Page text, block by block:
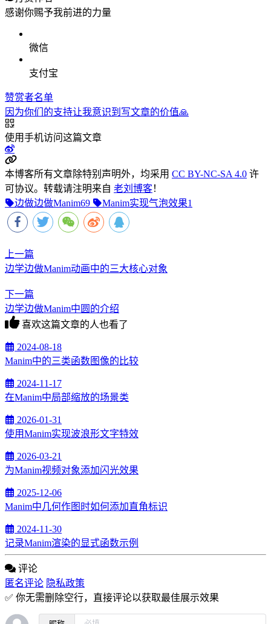
感谢你赐予我前进的力量
微信
支付宝
赞赏者名单
因为你们的支持让我意识到写文章的价值🙏
使用手机访问这篇文章
本博客所有文章除特别声明外，均采用 CC BY-NC-SA 4.0 许
可协议。转载请注明来自 老刘博客！
边做边做Manim69 Manim实现气泡效果1
上一篇
边学边做Manim动画中的三大核心对象
下一篇
边学边做Manim中圆的介绍
喜欢这篇文章的人也看了
2024-08-18
Manim中的三类函数图像的比较
2024-11-17
在Manim中局部缩放的场景类
2026-01-31
使用Manim实现波浪形文字特效
2026-03-21
为Manim视频对象添加闪光效果
2025-12-06
Manim中几何作图时如何添加直角标识
2024-11-30
记录Manim渲染的显式函数示例
评论
匿名评论 隐私政策
✅ 你无需删除空行，直接评论以获取最佳展示效果